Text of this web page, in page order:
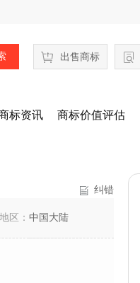
出售商标
标资讯 商标价值评估
纠错
区： 中国大陆